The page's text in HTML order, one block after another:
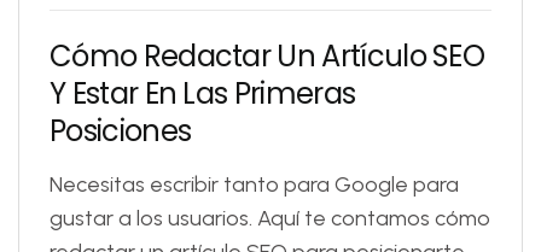
Cómo Redactar Un ArtículoSEO
Y Estar En Las Primeras
Posiciones
Necesitas escribir tanto para Google para
gustar a los usuarios. Aquí te contamos cómo